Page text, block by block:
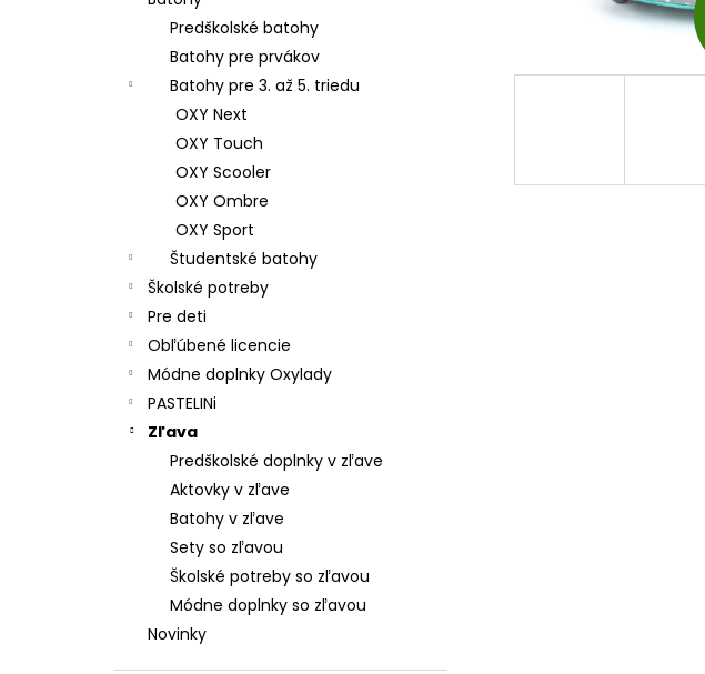
Predškolské batohy
Batohy pre prvákov
Batohy pre 3. až 5. triedu
OXY Next
OXY Touch
OXY Scooler
OXY Ombre
OXY Sport
Študentské batohy
Školské potreby
Pre deti
Obľúbené licencie
Módne doplnky Oxylady
PASTELINi
Zľava
Predškolské doplnky v zľave
Aktovky v zľave
Batohy v zľave
Sety so zľavou
Školské potreby so zľavou
Módne doplnky so zľavou
Novinky
ŠKOLSKÝ SET 8-DIELNY OXY JUMPER
KOLIBRÍK FIALOVÝ
ŠKOLSKÝ SET 8-DIELNY
FOOTBALL CHAMPIONSHIP